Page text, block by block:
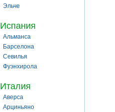
Эльче
Испания
Альманса
Барселона
Севилья
Фуэнхирола
Италия
Аверса
Арциньяно